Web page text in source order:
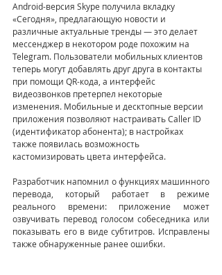
Android-версия Skype получила вкладку
«Сегодня», предлагающую новости и
различные актуальные тренды — это делает
мессенджер в некотором роде похожим на
Telegram. Пользователи мобильных клиентов
теперь могут добавлять друг друга в контакты
при помощи QR-кода, а интерфейс
видеозвонков претерпел некоторые
изменения. Мобильные и десктопные версии
приложения позволяют настраивать Caller ID
(идентификатор абонента); в настройках
также появилась возможность
кастомизировать цвета интерфейса.
Разработчик напомнил о функциях машинного
перевода, который работает в режиме
реального времени: приложение может
озвучивать перевод голосом собеседника или
показывать его в виде субтитров. Исправлены
также обнаруженные ранее ошибки.